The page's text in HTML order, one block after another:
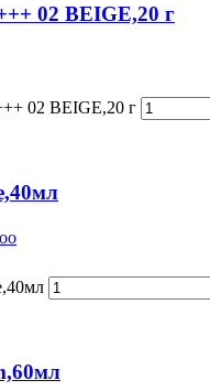
02 BEIGE,20 г
02 BEIGE,20 г